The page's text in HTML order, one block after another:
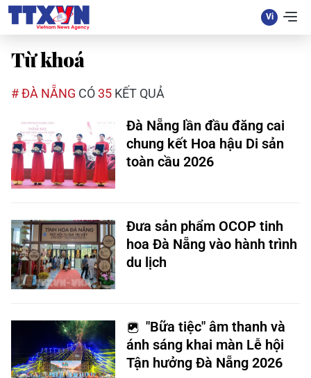
Từ khoá
# ĐÀ NẴNG CÓ35 KẾT QUẢ
Đà Nẵng lần đầu đăng cai
chung kết Hoa hậu Di sản
toàn cầu 2026
Đưa sản phẩm OCOP tinh
hoa Đà Nẵng vào hành trình
du lịch
"Bữa tiệc" âm thanh và
ánh sáng khai màn Lễ hội
Tận hưởng Đà Nẵng 2026